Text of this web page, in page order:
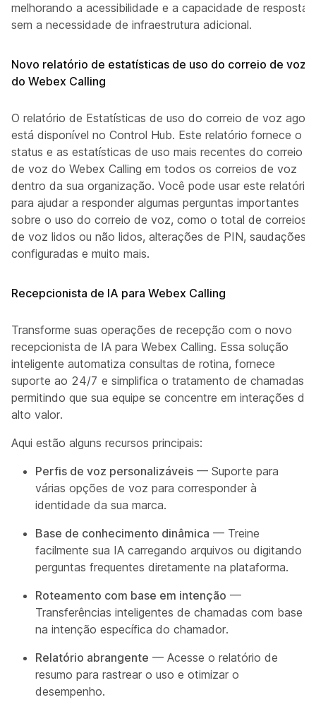
melhorando a acessibilidade e a capacidade de resposta
sem a necessidade de infraestrutura adicional.
Novo relatório de estatísticas de uso do correio de voz
do Webex Calling
O relatório de Estatísticas de uso do correio de voz agora
está disponível no Control Hub. Este relatório fornece o
status e as estatísticas de uso mais recentes do correio
de voz do Webex Calling em todos os correios de voz
dentro da sua organização. Você pode usar este relatório
para ajudar a responder algumas perguntas importantes
sobre o uso do correio de voz, como o total de correios
de voz lidos ou não lidos, alterações de PIN, saudações
configuradas e muito mais.
Recepcionista de IA para Webex Calling
Transforme suas operações de recepção com o novo
recepcionista de IA para Webex Calling. Essa solução
inteligente automatiza consultas de rotina, fornece
suporte ao 24/7 e simplifica o tratamento de chamadas,
permitindo que sua equipe se concentre em interações de
alto valor.
Aqui estão alguns recursos principais:
Perfis de voz personalizáveis — Suporte para
várias opções de voz para corresponder à
identidade da sua marca.
Base de conhecimento dinâmica — Treine
facilmente sua IA carregando arquivos ou digitando
perguntas frequentes diretamente na plataforma.
Roteamento com base em intenção —
Transferências inteligentes de chamadas com base
na intenção específica do chamador.
Relatório abrangente — Acesse o relatório de
resumo para rastrear o uso e otimizar o
desempenho.